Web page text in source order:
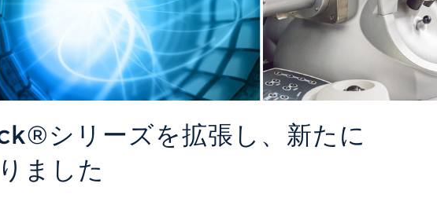
シリーズを拡張し、新たに
ました